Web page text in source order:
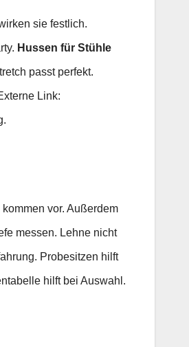
sie festlich.
Hussen für Stühle
passt perfekt.
Link:
vor. Außerdem
messen. Lehne nicht
Probesitzen hilft
hilft bei Auswahl.